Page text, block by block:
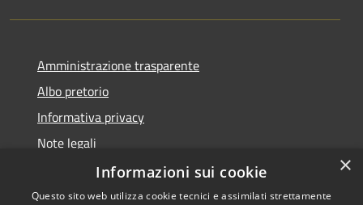
Amministrazione trasparente
Albo pretorio
Informativa privacy
Note legali
Dichiarazione di accessibilità
×
Informazioni sui cookie
Questo sito web utilizza cookie tecnici e assimilati strettamente